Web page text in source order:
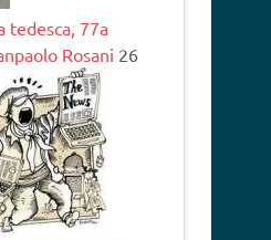
tedesca, 77a
Rosani 26